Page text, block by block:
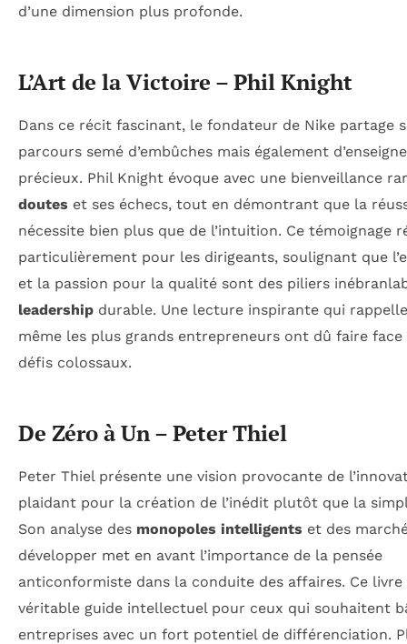
d’une dimension plus profonde.
L’Art de la Victoire – Phil Knight
Dans ce récit fascinant, le fondateur de Nike partage
parcours semé d’embûches mais également
précieux. Phil Knight évoque avec une bienveillance
doutes et ses échecs, tout en démontrant que la
nécessite bien plus que de l’intuition. Ce témoignage
particulièrement pour les dirigeants, soulignant que
et la passion pour la qualité sont des piliers
leadership durable. Une lecture inspirante qui
même les plus grands entrepreneurs ont dû faire face
défis colossaux.
De Zéro à Un – Peter Thiel
Peter Thiel présente une vision provocante de
plaidant pour la création de l’inédit plutôt que la
Son analyse des monopoles intelligents et des
développer met en avant l’importance de la pensée
anticonformiste dans la conduite des affaires. Ce livre
véritable guide intellectuel pour ceux qui souhaitent
entreprises avec un fort potentiel de différenciation.